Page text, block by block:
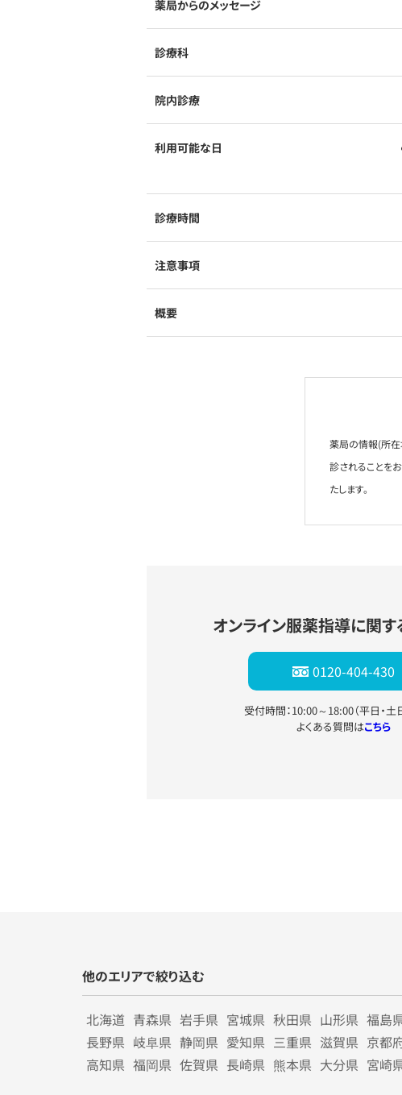
薬局からのメッセージ
診療科
院内診療
利用可能な日
診療時間
注意事項
概要
薬局の情報(所在
診されることを
たします。
オンライン服薬指導に関
0120-404-430
受付時間：10:00～18:00（平日・土
よくある質問はこちら
他のエリアで絞り込む
北海道 青森県 岩手県 宮城県 秋田県 山形県 福島
長野県 岐阜県 静岡県 愛知県 三重県 滋賀県 京都
高知県 福岡県 佐賀県 長崎県 熊本県 大分県 宮崎